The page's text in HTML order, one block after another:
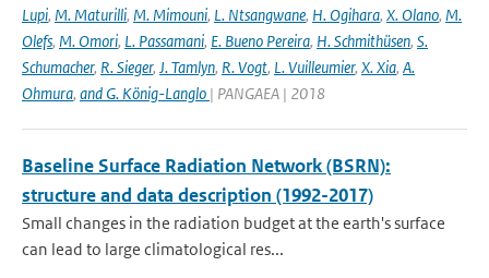
Lupi, M. Maturilli, M. Mimouni, L. Ntsangwane, H. Ogihara, X. Olano, M.
Olefs, M. Omori, L. Passamani, E. Bueno Pereira, H. Schmithüsen, S.
Schumacher, R. Sieger, J. Tamlyn, R. Vogt, L. Vuilleumier, X. Xia, A.
Ohmura, and G. König-Langlo | PANGAEA | 2018
Baseline Surface Radiation Network (BSRN):
structure and data description (1992-2017)
Small changes in the radiation budget at the earth's surface
can lead to large climatological res...